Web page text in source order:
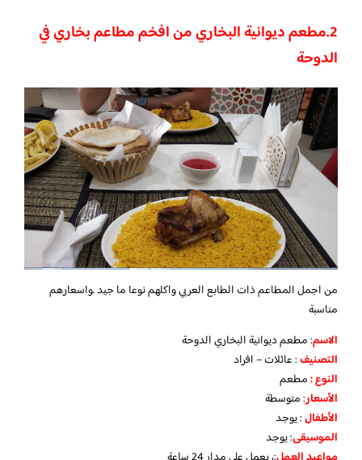
2.مطعم ديوانية البخاري من افخم مطاعم بخاري في
الدوحة
من اجمل المطاعم ذات الطابع العربي واكلهم نوعا ما جيد .واسعارهم
مناسبة
الاسم: مطعم ديوانية البخاري الدوحة
التصنيف: عائلات – افراد
النوع :مطعم
الأسعار:متوسطة
الأطفال:يوجد
الموسيقى:يوجد